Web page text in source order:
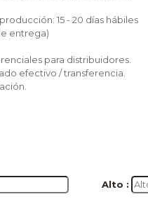
15 - 20 días hábiles
entrega)
para distribuidores.
efectivo / transferencia.
Alto :